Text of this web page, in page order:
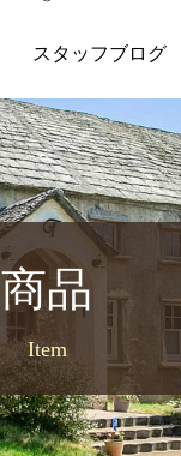
スタッフブログ
商品
Item